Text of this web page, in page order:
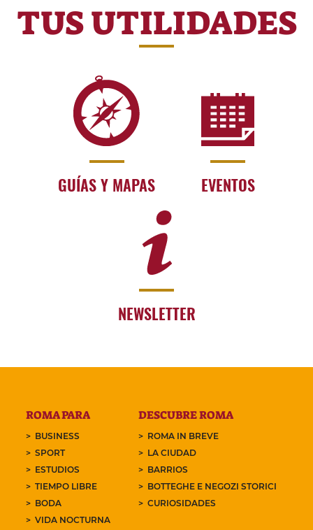
TUS UTILIDADES
GUÍAS Y MAPAS EVENTOS
NEWSLETTER
ROMA PARA
BUSINESS
SPORT
ESTUDIOS
TIEMPO LIBRE
BODA
VIDA NOCTURNA
DESCUBRE ROMA
ROMA IN BREVE
LA CIUDAD
BARRIOS
BOTTEGHE E NEGOZI STORICI
CURIOSIDADES